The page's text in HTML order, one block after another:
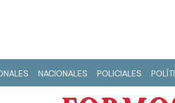
NACIONALES POLICIALES